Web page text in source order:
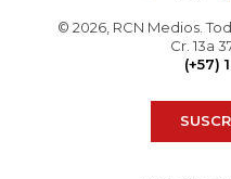
© 2026, RCN Medios.
Cr. 13a
(+57)